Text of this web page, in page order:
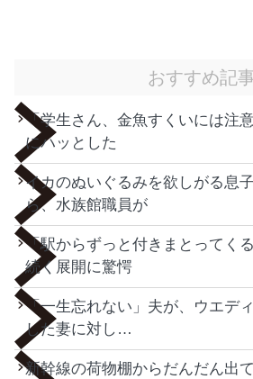
おすすめ記
「学生さん、金魚すくいには注
にハッとした
イカのぬいぐるみを欲しがる息
ら、水族館職員が
「駅からずっと付きまとってく
続く展開に驚愕
「一生忘れない」夫が、ウエデ
した妻に対し…
新幹線の荷物棚からだんだん出